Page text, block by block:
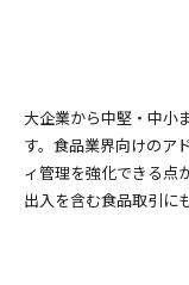
大企業から中堅・中小
す。食品業界向けのア
ィ管理を強化できる点
出入を含む食品取引に